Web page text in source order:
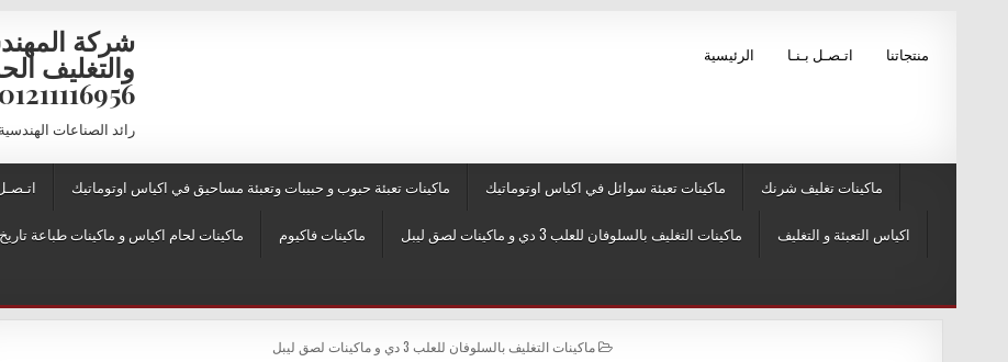
شركة
01211116956 – 01211116957 – 01211116958
رائد الصناعات الهندسية
الرئيسية اتـصـل بـنـا منتجاتنا
ماكينات تعبئة حبوب و حبيبات وتعبئة مساحيق في اكياس اوتوماتيك ماكينات تعبئة سوائل في اكياس اوتوماتيك ماكينات تغليف شرنك
ماكينات لحام اكياس و ماكينات طباعة تاريخ ماكينات فاكيوم ماكينات التغليف بالسلوفان للعلب 3 دي و ماكينات لصق ليبل اكياس التعبئة و التغليف
POSTED IN
ماكينات التغليف بالسلوفان للعلب 3 دي و ماكينات لصق ليبل